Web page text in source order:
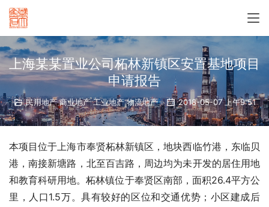
上海某某置业公司柘林新镇区安置基地项目
申请报告
民用地产 商业地产 工业地产 物流地产 2018-05-07 上午9:51
本项目位于上海市奉贤柘林新镇区，地块西临竹港，东临贝
港，南接新塘路，北至百吉路，周边均为未开发的居住用地
和教育科研用地。柘林镇位于奉贤区南部，面积26.4平方公
里，人口1.5万。具有较好的区位和交通优势；小区建成后